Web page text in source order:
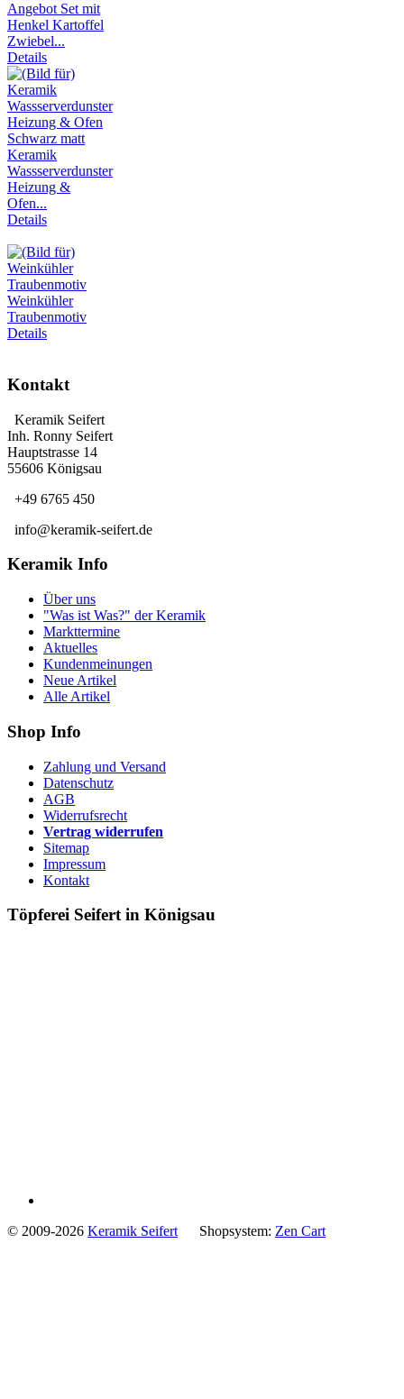
Angebot Set mit
Henkel Kartoffel
Zwiebel...
Details
Keramik
Wassserverdunster
Heizung &
Ofen...
Details
Weinkühler
Traubenmotiv
Details
Kontakt
Keramik Seifert
Inh. Ronny Seifert
Hauptstrasse 14
55606 Königsau
+49 6765 450
info@keramik-seifert.de
Keramik Info
Über uns
"Was ist Was?" der Keramik
Markttermine
Aktuelles
Kundenmeinungen
Neue Artikel
Alle Artikel
Shop Info
Zahlung und Versand
Datenschutz
AGB
Widerrufsrecht
Vertrag widerrufen
Sitemap
Impressum
Kontakt
Töpferei Seifert in Königsau
© 2009-2026 Keramik Seifert Shopsystem: Zen Cart